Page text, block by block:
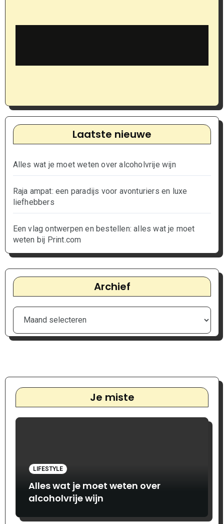
Laatste nieuwe
Alles wat je moet weten over alcoholvrije wijn
Raja ampat: een paradijs voor avonturiers en luxe
liefhebbers
Een vlag ontwerpen en bestellen: alles wat je moet
weten bij Print.com
Archief
Je miste
LIFESTYLE
Alles wat je moet weten over
alcoholvrije wijn